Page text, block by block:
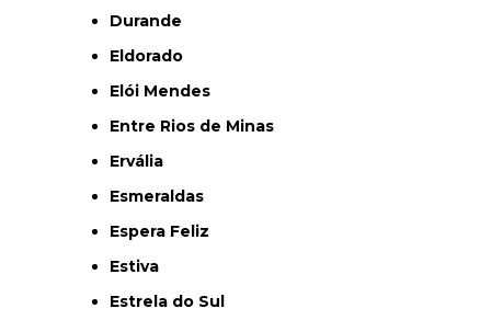
Durande
Eldorado
Elói Mendes
Entre Rios de Minas
Ervália
Esmeraldas
Espera Feliz
Estiva
Estrela do Sul